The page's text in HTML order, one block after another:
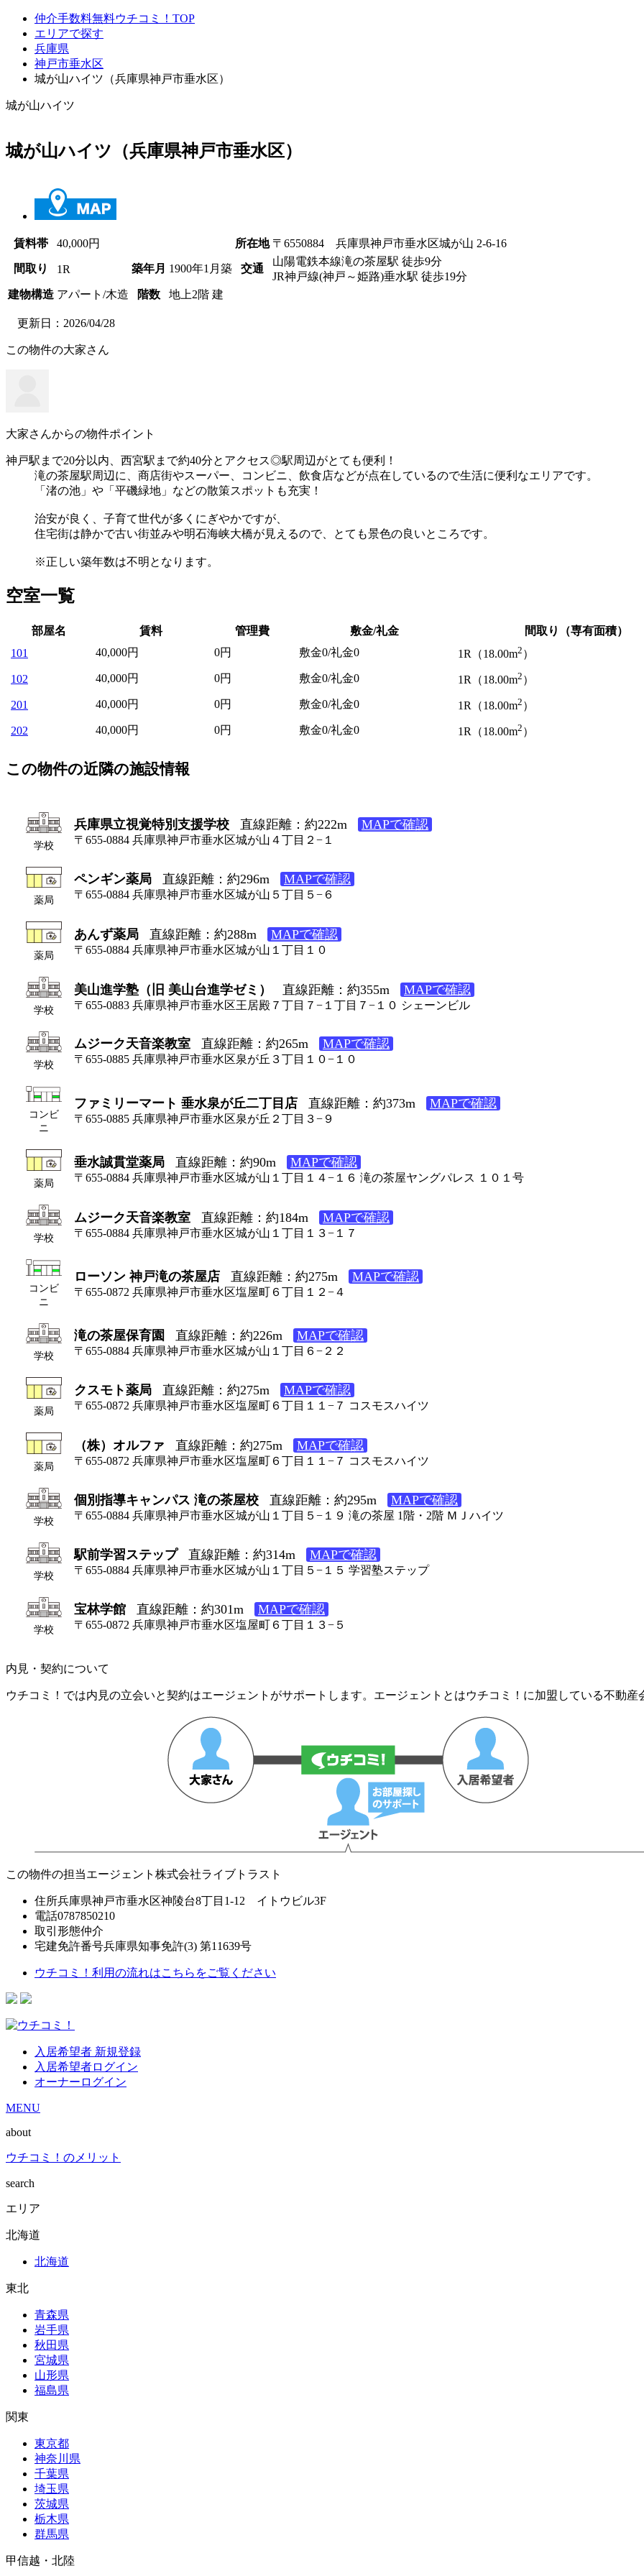
仲介手数料無料ウチコミ！TOP
エリアで探す
兵庫県
神戸市垂水区
城が山ハイツ（兵庫県神戸市垂水区）
城が山ハイツ
城が山ハイツ（兵庫県神戸市垂水区）
賃料帯 40,000円 所在地 〒6550884 兵庫県神戸市垂水区城が山 2-6-16
間取り 1R 築年月 1900年1月築 交通
山陽電鉄本線滝の茶屋駅 徒歩9分
JR神戸線(神戸～姫路)垂水駅 徒歩19分
建物構造 アパート/木造 階数 地上2階 建
更新日：2026/04/28
この物件の大家さん
大家さんからの物件ポイント
神戸駅まで20分以内、西宮駅まで約40分とアクセス◎駅周辺がとても便利！
滝の茶屋駅周辺に、商店街やスーパー、コンビニ、飲食店などが点在しているので生活に便利なエリアです。
「渚の池」や「平磯緑地」などの散策スポットも充実！
治安が良く、子育て世代が多くにぎやかですが、
住宅街は静かで古い街並みや明石海峡大橋が見えるので、とても景色の良いところです。
※正しい築年数は不明となります。
空室一覧
部屋名 賃料 管理費 敷金/礼金
間取り（専有面積）
101
40,000円 0円 敷金0/礼金0 1R（18.00m2 ）
102 40,000円 0円 敷金0/礼金0 1R（18.00m2 ）
201 40,000円 0円 敷金0/礼金0 1R（18.00m2 ）
202 40,000円 0円 敷金0/礼金0 1R（18.00m2 ）
この物件の近隣の施設情報
学校
兵庫県立視覚特別支援学校 直線距離：約222m MAPで確認
〒655-0884 兵庫県神戸市垂水区城が山４丁目２−１
薬局
ペンギン薬局 直線距離：約296m MAPで確認
〒655-0884 兵庫県神戸市垂水区城が山５丁目５−６
薬局
あんず薬局 直線距離：約288m MAPで確認
〒655-0884 兵庫県神戸市垂水区城が山１丁目１０
学校
美山進学塾（旧 美山台進学ゼミ） 直線距離：約355m MAPで確認
〒655-0883 兵庫県神戸市垂水区王居殿７丁目７−１丁目７−１０ シェーンビル
学校
ムジーク天音楽教室 直線距離：約265m MAPで確認
〒655-0885 兵庫県神戸市垂水区泉が丘３丁目１０−１０
コンビ
ニ
ファミリーマート 垂水泉が丘二丁目店 直線距離：約373m MAPで確認
〒655-0885 兵庫県神戸市垂水区泉が丘２丁目３−９
薬局
垂水誠貫堂薬局 直線距離：約90m MAPで確認
〒655-0884 兵庫県神戸市垂水区城が山１丁目１４−１６ 滝の茶屋ヤングパレス １０１号
学校
ムジーク天音楽教室 直線距離：約184m MAPで確認
〒655-0884 兵庫県神戸市垂水区城が山１丁目１３−１７
コンビ
ニ
ローソン 神戸滝の茶屋店 直線距離：約275m MAPで確認
〒655-0872 兵庫県神戸市垂水区塩屋町６丁目１２−４
学校
滝の茶屋保育園 直線距離：約226m MAPで確認
〒655-0884 兵庫県神戸市垂水区城が山１丁目６−２２
薬局
クスモト薬局 直線距離：約275m MAPで確認
〒655-0872 兵庫県神戸市垂水区塩屋町６丁目１１−７ コスモスハイツ
薬局
（株）オルファ 直線距離：約275m MAPで確認
〒655-0872 兵庫県神戸市垂水区塩屋町６丁目１１−７ コスモスハイツ
学校
個別指導キャンパス 滝の茶屋校 直線距離：約295m MAPで確認
〒655-0884 兵庫県神戸市垂水区城が山１丁目５−１９ 滝の茶屋 1階・2階 ＭＪハイツ
学校
駅前学習ステップ 直線距離：約314m MAPで確認
〒655-0884 兵庫県神戸市垂水区城が山１丁目５−１５ 学習塾ステップ
学校
宝林学館 直線距離：約301m MAPで確認
〒655-0872 兵庫県神戸市垂水区塩屋町６丁目１３−５
内見・契約について
ウチコミ！では内見の立会いと契約はエージェントがサポートします。エージェントとはウチコミ！に加盟している不動産
この物件の担当エージェント 株式会社ライブトラスト
住所兵庫県神戸市垂水区神陵台8丁目1-12 イトウビル3F
電話0787850210
取引形態仲介
宅建免許番号兵庫県知事免許(3) 第11639号
ウチコミ！利用の流れはこちらをご覧ください
入居希望者 新規登録
入居希望者ログイン
オーナーログイン
MENU
about
ウチコミ！のメリット
search
エリア
北海道
北海道
東北
青森県
岩手県
秋田県
宮城県
山形県
福島県
関東
東京都
神奈川県
千葉県
埼玉県
茨城県
栃木県
群馬県
甲信越・北陸